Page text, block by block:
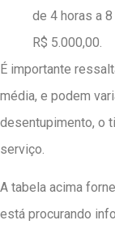
de 4 horas a
R$ 5.000,00.
É importante
média, e podem
desentupimento, o
serviço.
A tabela acima
está procurando